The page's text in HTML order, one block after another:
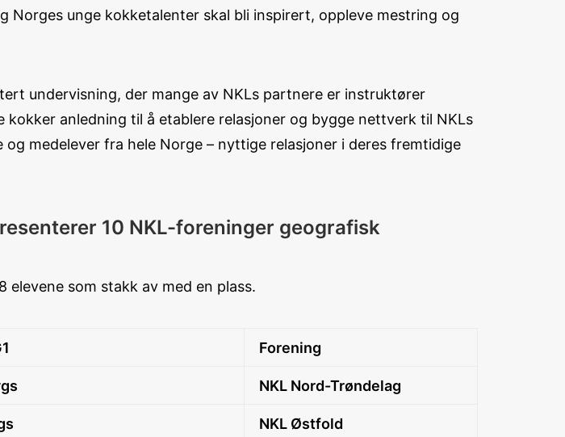
Norges unge kokketalenter skal bli inspirert, oppleve mestring og
undervisning, der mange av NKLs partnere er instruktører
anledning til å etablere relasjoner og bygge nettverk til NKLs
medelever fra hele Norge – nyttige relasjoner i deres fremtidige
10 NKL-foreninger geografisk
som stakk av med en plass.
Forening
NKL Nord-Trøndelag
NKL Østfold